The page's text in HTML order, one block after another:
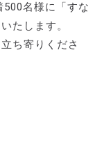
500名様に「すな
たします。
ち寄りくださ